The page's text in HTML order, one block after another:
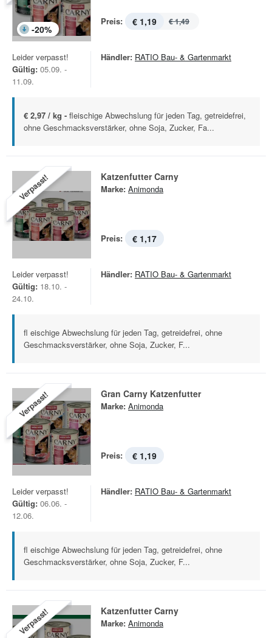
-20%
Preis: € 1,19 € 1,49
Leider verpasst!
Gültig: 05.09. -
11.09.
Händler: RATIO Bau- & Gartenmarkt
€ 2,97 / kg - fleischige Abwechslung für jeden Tag, getreidefrei,
ohne Geschmacksverstärker, ohne Soja, Zucker, Fa...
Verpasst! Katzenfutter Carny
Marke: Animonda
Preis: € 1,17
Leider verpasst!
Gültig: 18.10. -
24.10.
Händler: RATIO Bau- & Gartenmarkt
fl eischige Abwechslung für jeden Tag, getreidefrei, ohne
Geschmacksverstärker, ohne Soja, Zucker, F...
Verpasst! Gran Carny Katzenfutter
Marke: Animonda
Preis: € 1,19
Leider verpasst!
Gültig: 06.06. -
12.06.
Händler: RATIO Bau- & Gartenmarkt
fl eischige Abwechslung für jeden Tag, getreidefrei, ohne
Geschmacksverstärker, ohne Soja, Zucker, F...
Verpasst! Katzenfutter Carny
Marke: Animonda